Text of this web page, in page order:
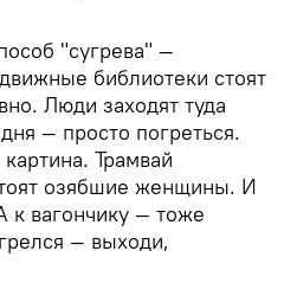
"сугрева" —
библиотеки стоят
Люди заходят туда
— просто погреться.
Трамвай
озябшие женщины. И
к вагончику — тоже
— выходи,